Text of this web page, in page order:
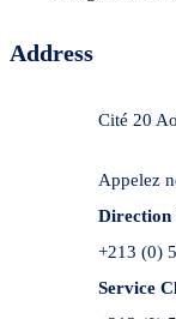
Address
Cité 20
Appelez
Direction
+213 (0)
Service